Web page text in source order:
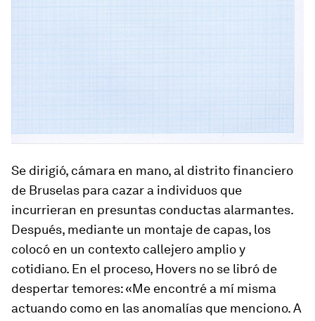
Se dirigió, cámara en mano, al distrito financiero
de Bruselas para cazar a individuos que
incurrieran en presuntas conductas alarmantes.
Después, mediante un montaje de capas, los
colocó en un contexto callejero amplio y
cotidiano. En el proceso, Hovers no se libró de
despertar temores: «Me encontré a mí misma
actuando como en las anomalías que menciono. A